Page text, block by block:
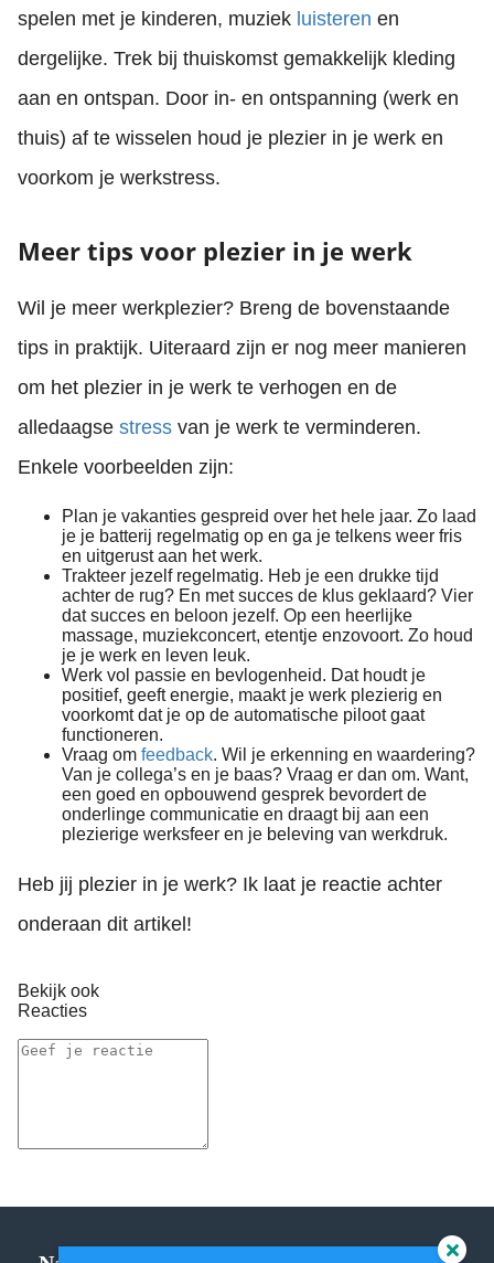
spelen met je kinderen, muziek luisteren en
dergelijke. Trek bij thuiskomst gemakkelijk kleding
aan en ontspan. Door in- en ontspanning (werk en
thuis) af te wisselen houd je plezier in je werk en
voorkom je werkstress.
Meer tips voor plezier in je werk
Wil je meer werkplezier? Breng de bovenstaande
tips in praktijk. Uiteraard zijn er nog meer manieren
om het plezier in je werk te verhogen en de
alledaagse stress van je werk te verminderen.
Enkele voorbeelden zijn:
Plan je vakanties gespreid over het hele jaar. Zo laad
je je batterij regelmatig op en ga je telkens weer fris
en uitgerust aan het werk.
Trakteer jezelf regelmatig. Heb je een drukke tijd
achter de rug? En met succes de klus geklaard? Vier
dat succes en beloon jezelf. Op een heerlijke
massage, muziekconcert, etentje enzovoort. Zo houd
je je werk en leven leuk.
Werk vol passie en bevlogenheid. Dat houdt je
positief, geeft energie, maakt je werk plezierig en
voorkomt dat je op de automatische piloot gaat
functioneren.
Vraag om feedback. Wil je erkenning en waardering?
Van je collega’s en je baas? Vraag er dan om. Want,
een goed en opbouwend gesprek bevordert de
onderlinge communicatie en draagt bij aan een
plezierige werksfeer en je beleving van werkdruk.
Heb jij plezier in je werk? Ik laat je reactie achter
onderaan dit artikel!
Bekijk ook
Reacties